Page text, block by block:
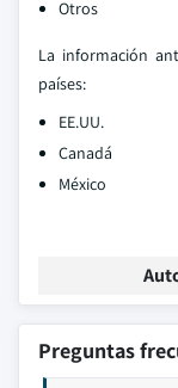
Otros
La información
países:
EE.UU.
Canadá
México
Preguntas